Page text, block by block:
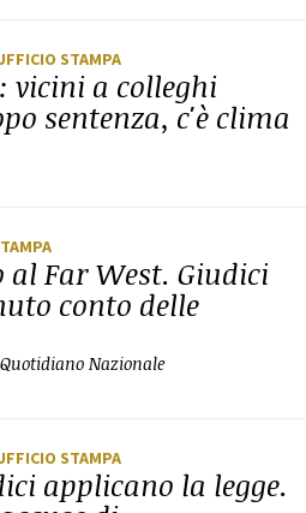
STAMPA
vicini a colleghi
sentenza, c'è clima
al Far West. Giudici
conto delle
Nazionale
STAMPA
applicano la legge.